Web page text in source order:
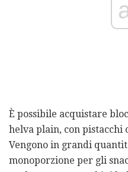
È possibile acquistare
helva plain, con pistacchi
Vengono in grandi
monoporzione per gli